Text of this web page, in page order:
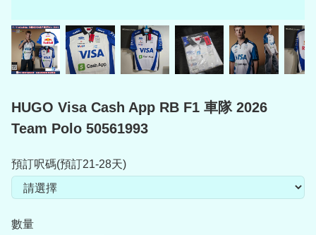
HUGO Visa Cash App RB F1 車隊 2026
Team Polo 50561993
預訂呎碼(預訂21-28天)
數量